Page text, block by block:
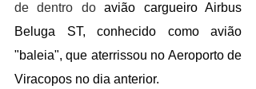
de dentro do avião cargueiro Airbus
Beluga ST, conhecido como avião
"baleia", que aterrissou no Aeroporto de
Viracopos no dia anterior.